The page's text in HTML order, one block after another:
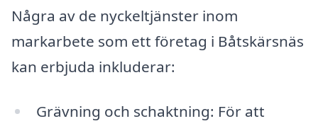
Några av de nyckeltjänster inom
markarbete som ett företag i Båtskärsnäs
kan erbjuda inkluderar:
Grävning och schaktning: För att